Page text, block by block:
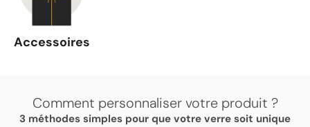
Accessoires
Comment personnaliser votre produit ?
3 méthodes simples pour que votre verre soit unique